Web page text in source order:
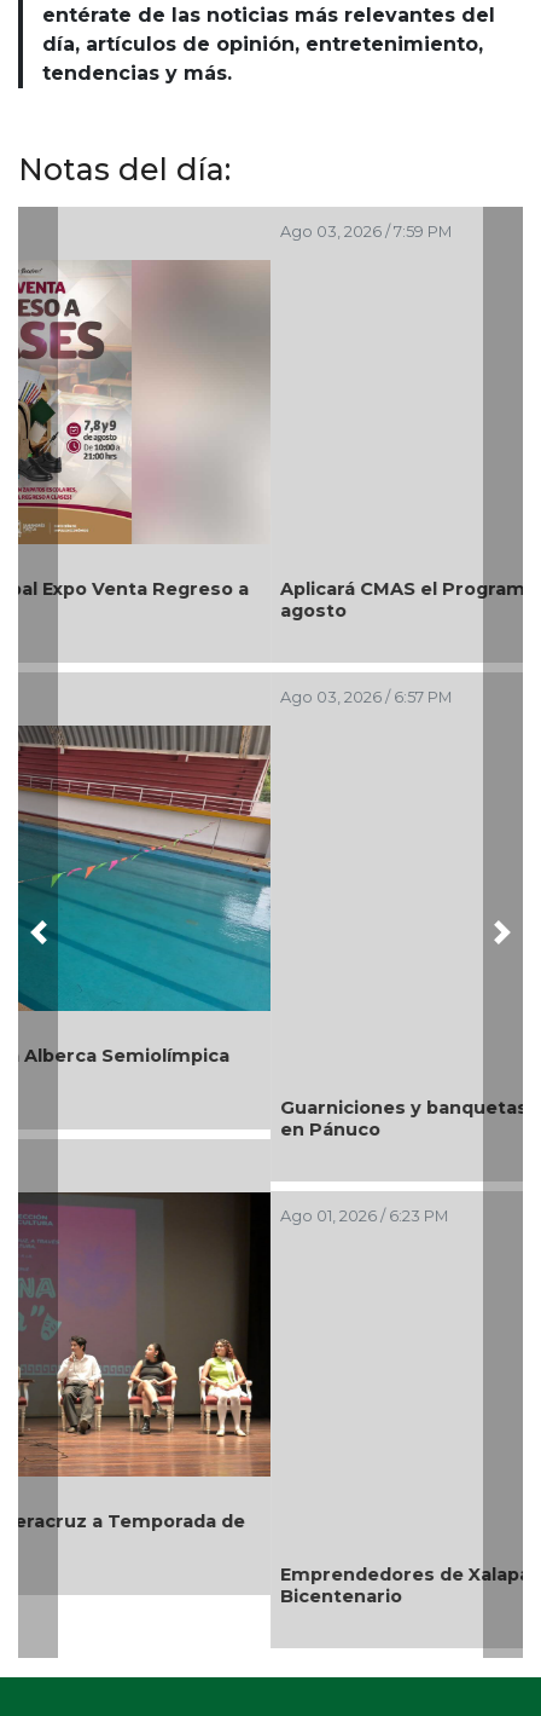
entérate de las noticias más relevantes del
día, artículos de opinión, entretenimiento,
tendencias y más.
Notas del día:
Aplicará CMAS el Programa de Tandeo durante
Guarniciones y banquetas para la colonia El Mango
en Pánuco
Ago 01, 2026 / 6:23 PM
Emprendedores de Xalapa exponen en Mercadito
Bicentenario
Previous